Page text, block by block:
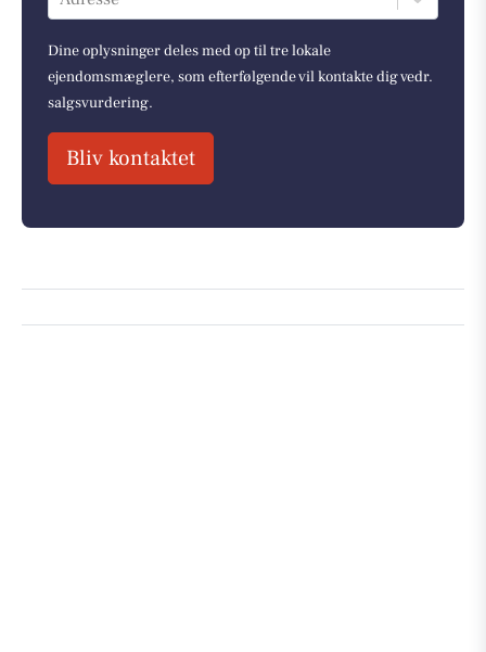
Dine oplysninger deles med op til tre lokale
ejendomsmæglere, som efterfølgende vil kontakte dig vedr.
salgsvurdering.
Bliv kontaktet